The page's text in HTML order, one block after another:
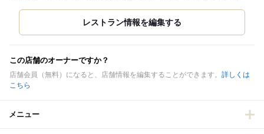
この店舗のオーナーですか？
店舗会員（無料）になると、店舗情報を編集することができます。 詳しくは
こちら
メニュー